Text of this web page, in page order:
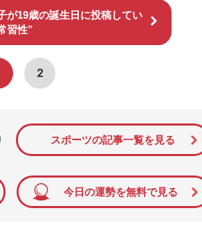
が19歳の誕生日に投稿してい
習性”
2
スポーツの記事一覧を見る
今日の運勢を無料で見る